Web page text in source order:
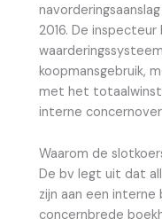
2016. De
koopmansgebruik,
met het
interne
Waarom de
De bv legt uit dat
zijn aan een interne
concernbrede